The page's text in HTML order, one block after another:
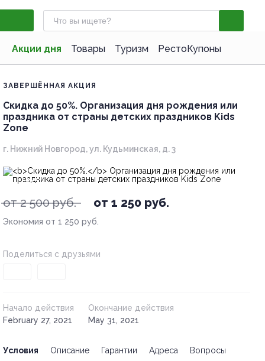
Акции дня Товары Туризм РестоКупоны
ЗАВЕРШЁННАЯ АКЦИЯ
Скидка до 50%. Организация дня рождения или
праздника от страны детских праздников Kids
Zone
г. Нижний Новгород, ул. Кудьминская, д. 3
- 50%
от 2 500 руб. от 1 250 руб.
Экономия от 1 250 руб.
Поделиться с друзьями
Начало действия
February 27, 2021
Окончание действия
May 31, 2021
Условия Описание Гарантии Адреса Вопросы